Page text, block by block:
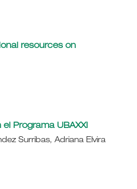
resources on
Programa UBAXXI
Surribas, Adriana Elvira